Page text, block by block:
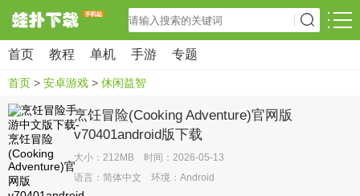
首页 教程 单机 手游 专题
首页 > 安卓游戏 > 休闲益智
烹饪冒险(Cooking Adventure)官网版
v70401android版下载
大小：212MB 时间：2026-05-13
语言：简体中文 环境：Android